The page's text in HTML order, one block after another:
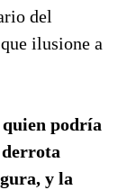
del
ilusione a
quien podría
y la